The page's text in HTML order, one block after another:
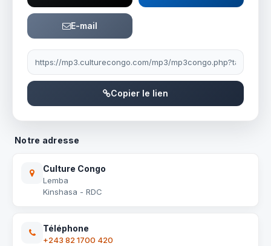
E-mail
Lien à partager
Copier le lien
Notre adresse
Culture Congo
Lemba
Kinshasa - RDC
Téléphone
+243 82 1700 420